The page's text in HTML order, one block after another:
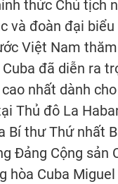
thức Chủ tịch
và đoàn đại
Việt Nam
Cuba đã diễn ra
nhất dành
Thủ đô La
Bí thư Thứ nhất
Đảng Cộng sản
hòa Cuba